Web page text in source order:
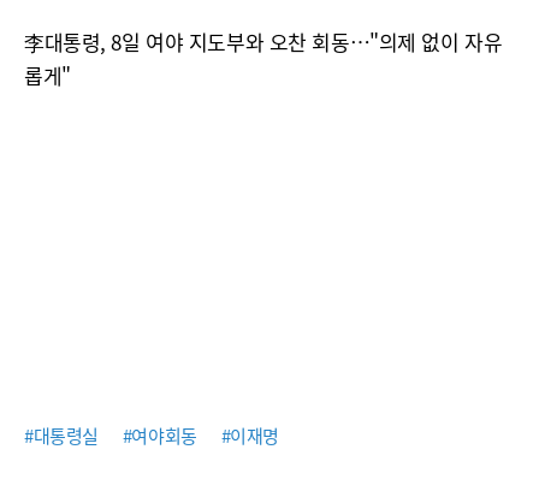
李대통령, 8일 여야 지도부와 오찬 회동…"의제 없이 자유
롭게"
#대통령실 #여야회동 #이재명